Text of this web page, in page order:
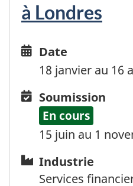
à Londres
Date
and
Date
18 janvier au 16
Soumission
Soumission
En cours
15 juin au 1
Industrie
Industrie
Services